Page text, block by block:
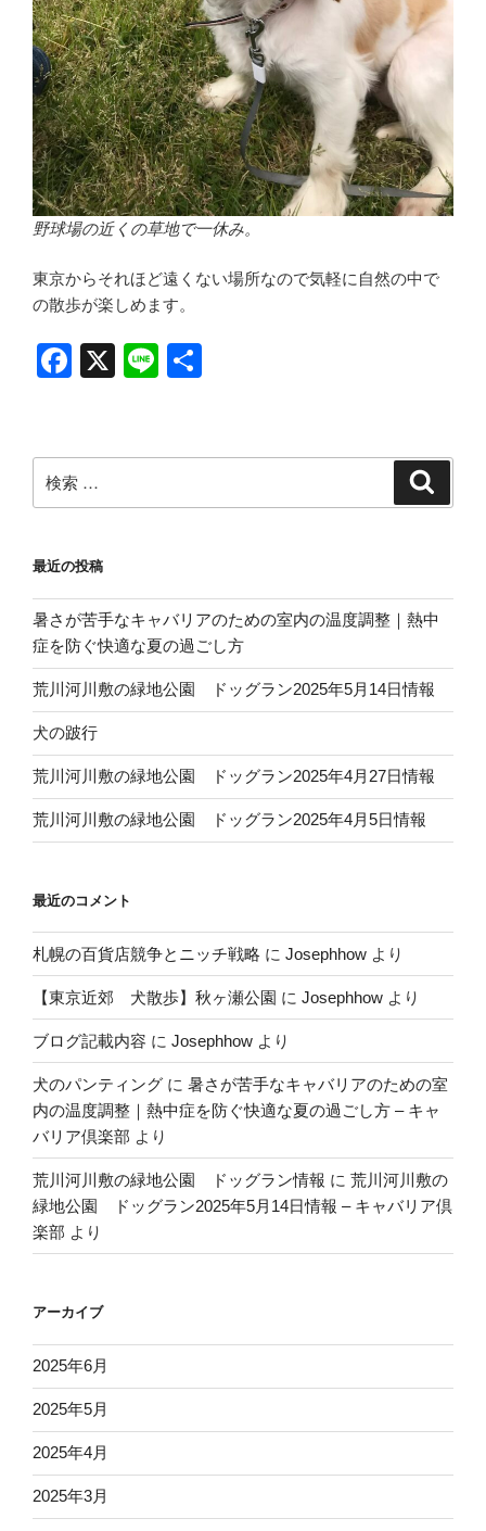
野球場の近くの草地で一休み。
東京からそれほど遠くない場所なので気軽に自然の中で
の散歩が楽しめます。
F
e
b
o
k
X
Li
索:
最近の投稿
暑さが苦手なキャバリアのための室内の温度調整｜熱中
症を防ぐ快適な夏の過ごし方
荒川河川敷の緑地公園 ドッグラン2025年5月14日情報
犬の跛行
荒川河川敷の緑地公園 ドッグラン2025年4月27日情報
荒川河川敷の緑地公園 ドッグラン2025年4月5日情報
最近のコメント
札幌の百貨店競争とニッチ戦略 に Josephhow より
【東京近郊 犬散歩】秋ヶ瀬公園 に Josephhow より
ブログ記載内容 に Josephhow より
犬のパンティング に 暑さが苦手なキャバリアのための室
内の温度調整｜熱中症を防ぐ快適な夏の過ごし方 – キャ
バリア倶楽部 より
荒川河川敷の緑地公園 ドッグラン情報 に 荒川河川敷の
緑地公園 ドッグラン2025年5月14日情報 – キャバリア倶
楽部 より
アーカイブ
2025年6月
2025年5月
2025年4月
2025年3月